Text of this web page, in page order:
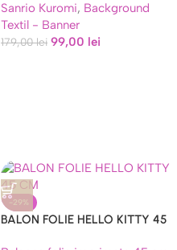
Sanrio Kuromi, Background
Textil - Banner
179,00lei 99,00 lei
-29%
BALON FOLIE HELLO KITTY 45